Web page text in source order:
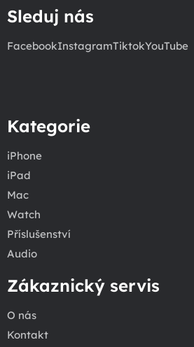
Sleduj nás
FacebookInstagramTiktokYouTube
Kategorie
iPhone
iPad
Mac
Watch
Příslušenství
Audio
Zákaznický servis
O nás
Kontakt